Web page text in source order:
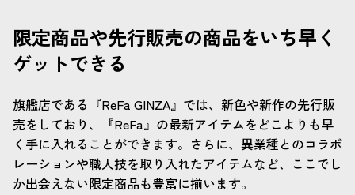
限定商品や先行販売の商品をいち早く
ゲットできる
旗艦店である『ReFa GINZA』では、新色や新作の先行販
売をしており、『ReFa』の最新アイテムをどこよりも早
く手に入れることができます。さらに、異業種とのコラボ
レーションや職人技を取り入れたアイテムなど、ここでし
か出会えない限定商品も豊富に揃います。